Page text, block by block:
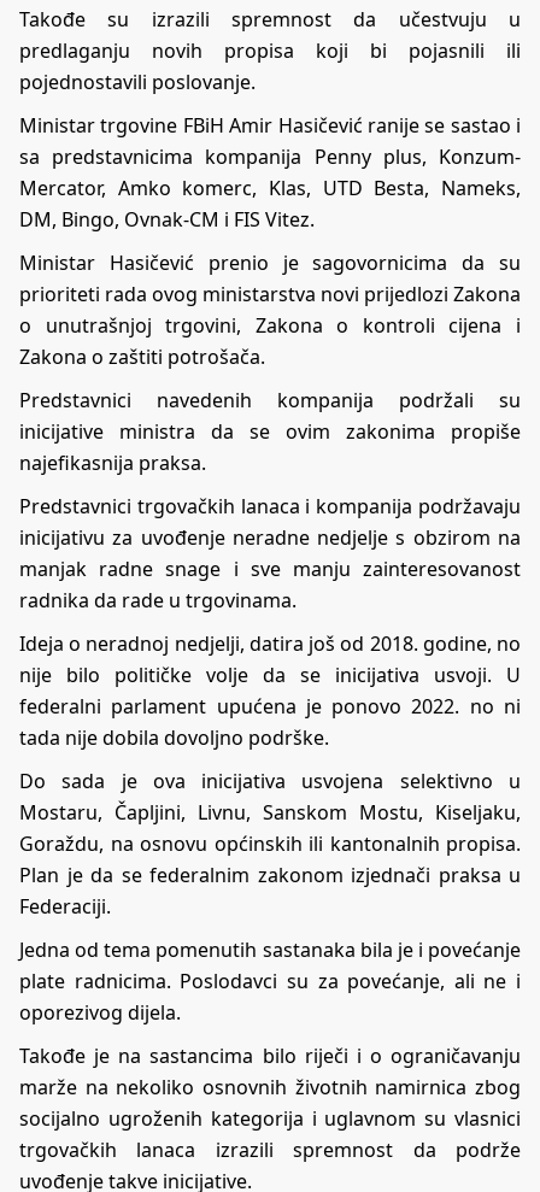
Takođe su izrazili spremnost da učestvuju u
predlaganju novih propisa koji bi pojasnili ili
pojednostavili poslovanje.
Ministar trgovine FBiH Amir Hasičević ranije se sastao i
sa predstavnicima kompanija Penny plus, Konzum-
Mercator, Amko komerc, Klas, UTD Besta, Nameks,
DM, Bingo, Ovnak-CM i FIS Vitez.
Ministar Hasičević prenio je sagovornicima da su
prioriteti rada ovog ministarstva novi prijedlozi Zakona
o unutrašnjoj trgovini, Zakona o kontroli cijena i
Zakona o zaštiti potrošača.
Predstavnici navedenih kompanija podržali su
inicijative ministra da se ovim zakonima propiše
najefikasnija praksa.
Predstavnici trgovačkih lanaca i kompanija podržavaju
inicijativu za uvođenje neradne nedjelje s obzirom na
manjak radne snage i sve manju zainteresovanost
radnika da rade u trgovinama.
Ideja o neradnoj nedjelji, datira još od 2018. godine, no
nije bilo političke volje da se inicijativa usvoji. U
federalni parlament upućena je ponovo 2022. no ni
tada nije dobila dovoljno podrške.
Do sada je ova inicijativa usvojena selektivno u
Mostaru, Čapljini, Livnu, Sanskom Mostu, Kiseljaku,
Goraždu, na osnovu općinskih ili kantonalnih propisa.
Plan je da se federalnim zakonom izjednači praksa u
Federaciji.
Jedna od tema pomenutih sastanaka bila je i povećanje
plate radnicima. Poslodavci su za povećanje, ali ne i
oporezivog dijela.
Takođe je na sastancima bilo riječi i o ograničavanju
marže na nekoliko osnovnih životnih namirnica zbog
socijalno ugroženih kategorija i uglavnom su vlasnici
trgovačkih lanaca izrazili spremnost da podrže
uvođenje takve inicijative.